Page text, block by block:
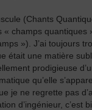
(Chants
« champs quantiques
»). J’ai toujours
était une matière
prodigieuse
qu’elle
je ne regrette pas
d’ingénieur, c’est